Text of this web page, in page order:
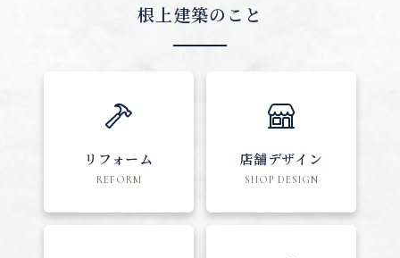
根上建築のこと
リフォーム
REFORM
店舗デザイン
SHOP DESIGN